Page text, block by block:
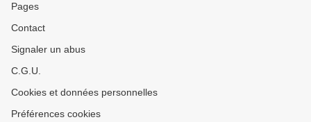
Pages
Contact
Signaler un abus
C.G.U.
Cookies et données personnelles
Préférences cookies